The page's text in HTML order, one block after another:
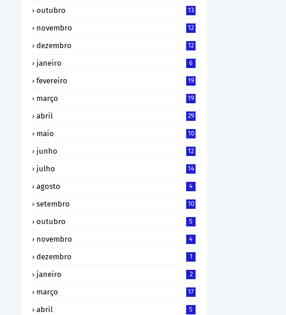
outubro 13
novembro 12
dezembro 12
janeiro 6
fevereiro 19
março 19
abril 29
maio 10
junho 12
julho 14
agosto 4
setembro 10
outubro 5
novembro 4
dezembro 1
janeiro 2
março 17
abril 5